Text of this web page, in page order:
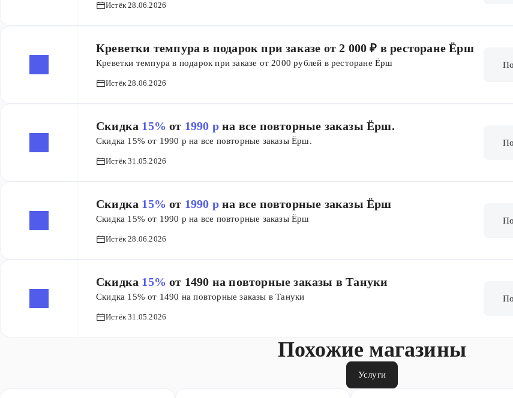
Истёк 28.06.2026
Креветки темпура в подарок при заказе от 2 000 ₽ в ресторане Ёрш
Креветки темпура в подарок при заказе от 2000 рублей в ресторане Ёрш
Истёк 28.06.2026
Скидка 15%от 1990 рна все повторные заказы Ёрш.
Скидка 15% от 1990 р на все повторные заказы Ёрш.
Истёк 31.05.2026
Скидка 15%от 1990 рна все повторные заказы Ёрш
Скидка 15% от 1990 р на все повторные заказы Ёрш
Истёк 28.06.2026
Скидка 15%от 1490 на повторные заказы в Тануки
Скидка 15% от 1490 на повторные заказы в Тануки
Истёк 31.05.2026
Похожие магазины
Услуги